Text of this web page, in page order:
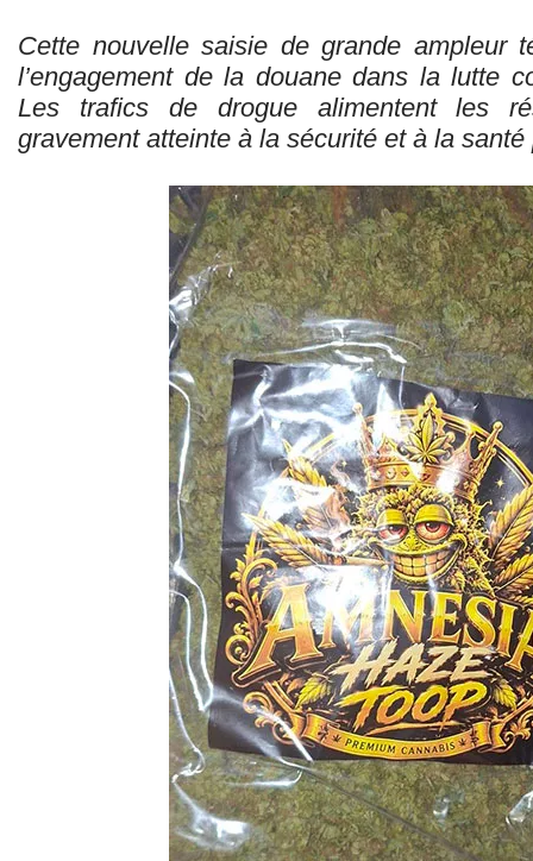
Cette nouvelle saisie de grande ampleur
l’engagement de la douane dans la lutte
Les trafics de drogue alimentent les
gravement atteinte à la sécurité et à la santé